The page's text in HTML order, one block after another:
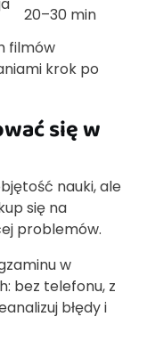
20–30 min
filmów
krok po
się w
nauki, ale
się na
problemów.
w
bez telefonu, z
błędy i